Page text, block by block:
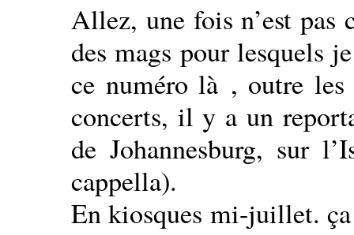
Allez, une fois n’est pas
des mags pour lesquels
ce numéro là , outre
concerts, il y a un
de Johannesburg, sur
cappella).
En kiosques mi-juillet.